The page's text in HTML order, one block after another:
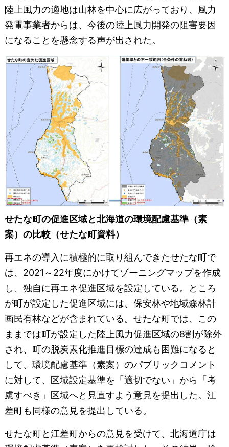
陸上風力の適地は山林を中心に広がっており、風力
発電事業者からは、今後の陸上風力開発の阻害要因
になることを懸念する声が出された。
せたな町の促進区域と北海道の環境配慮基準（素
案）の比較（せたな町資料）
再エネの導入に積極的に取り組んできたせたな町で
は、2021～22年度にかけてゾーニングマップを作成
し、独自に再エネ促進区域を設定している。ところ
が町が設定した促進区域には、保安林や地域森林計
画民有林などが含まれている。せたな町では、この
ままでは町が設定した陸上風力促進区域の8割が除外
され、町の脱炭素化推進目標の達成も困難になると
して、環境配慮基準（素案）のパブリックコメント
に対して、区域設定基準を「適切でない」から「考
慮すべき」区域へと見直すよう意見を提出した。江
差町も同様の意見を提出している。
せたな町と江差町からの意見を受けて、北海道庁は